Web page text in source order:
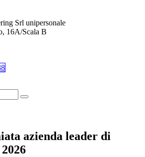
Srl unipersonale
16A/Scala B
azienda leader di